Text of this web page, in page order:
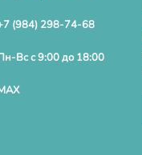
(984) 298-74-68
Вс с 9:00 до 18:00